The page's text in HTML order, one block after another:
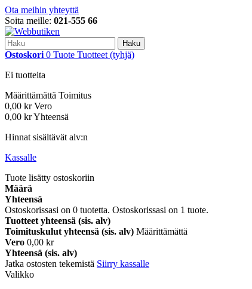
Ota meihin yhteyttä
Soita meille: 021-555 66
Haku
Ostoskori 0 Tuote Tuotteet (tyhjä)
Ei tuotteita
Määrittämättä Toimitus
0,00 kr Vero
0,00 krYhteensä
Hinnat sisältävät alv:n
Kassalle
Tuote lisätty ostoskoriin
Määrä
Yhteensä
Ostoskorissasi on 0 tuotetta. Ostoskorissasi on 1 tuote.
Tuotteet yhteensä (sis. alv)
Toimituskulut yhteensä (sis. alv) Määrittämättä
Vero 0,00 kr
Yhteensä (sis. alv)
Jatka ostosten tekemistä Siirry kassalle
Valikko